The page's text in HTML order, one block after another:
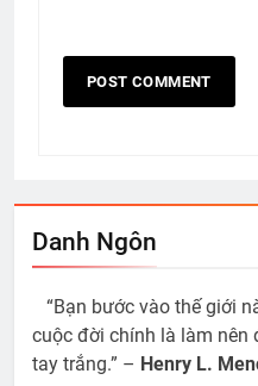
Danh Ngôn
“Bạn bước vào thế giới
cuộc đời chính là làm
tay trắng.” – Henry L.